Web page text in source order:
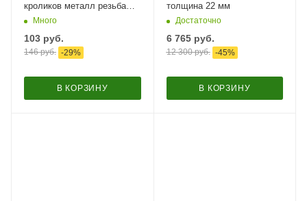
кроликов металл резьба
1/8"Много
103 руб.
146руб. -29%
В КОРЗИНУ
толщина 22 мм
Достаточно
6 765руб.
12 300руб. -45%
В КОРЗИНУ